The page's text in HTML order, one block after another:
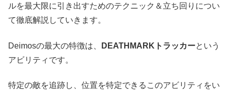
ルを最大限に引き出すためのテクニック＆立ち回りについ
て徹底解説していきます。
Deimosの最大の特徴は、 DEATHMARKトラッカーという
アビリティです。
特定の敵を追跡し、位置を特定できるこのアビリティをい